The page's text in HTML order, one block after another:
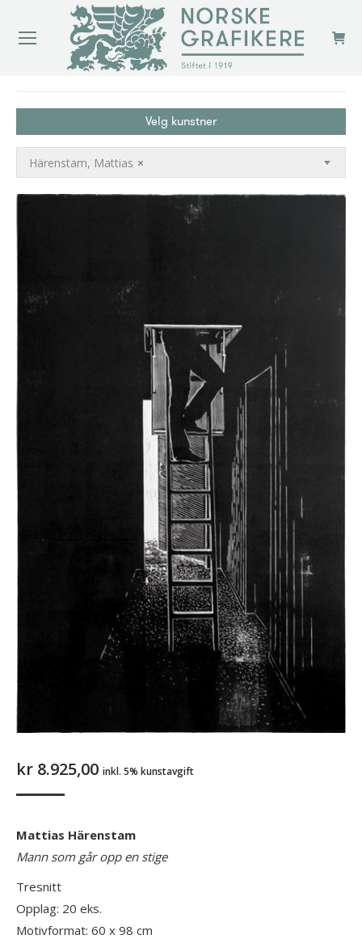
Velg kunstner
×
Härenstam, Mattias
kr 8.925,00 inkl. 5% kunstavgift
Mattias Härenstam
Mann som går opp en stige
Tresnitt
Opplag: 20 eks.
Motivformat: 60 x 98 cm